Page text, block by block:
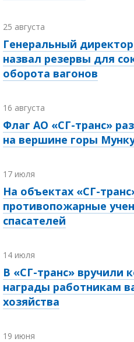
25 августа
Генеральный
назвал резервы для
оборота вагонов
16 августа
Флаг АО «СГ-транс»
на вершине горы
17 июля
На объектах «СГ-
противопожарные
спасателей
14 июля
В «СГ-транс» вручили
награды работникам
хозяйства
19 июня